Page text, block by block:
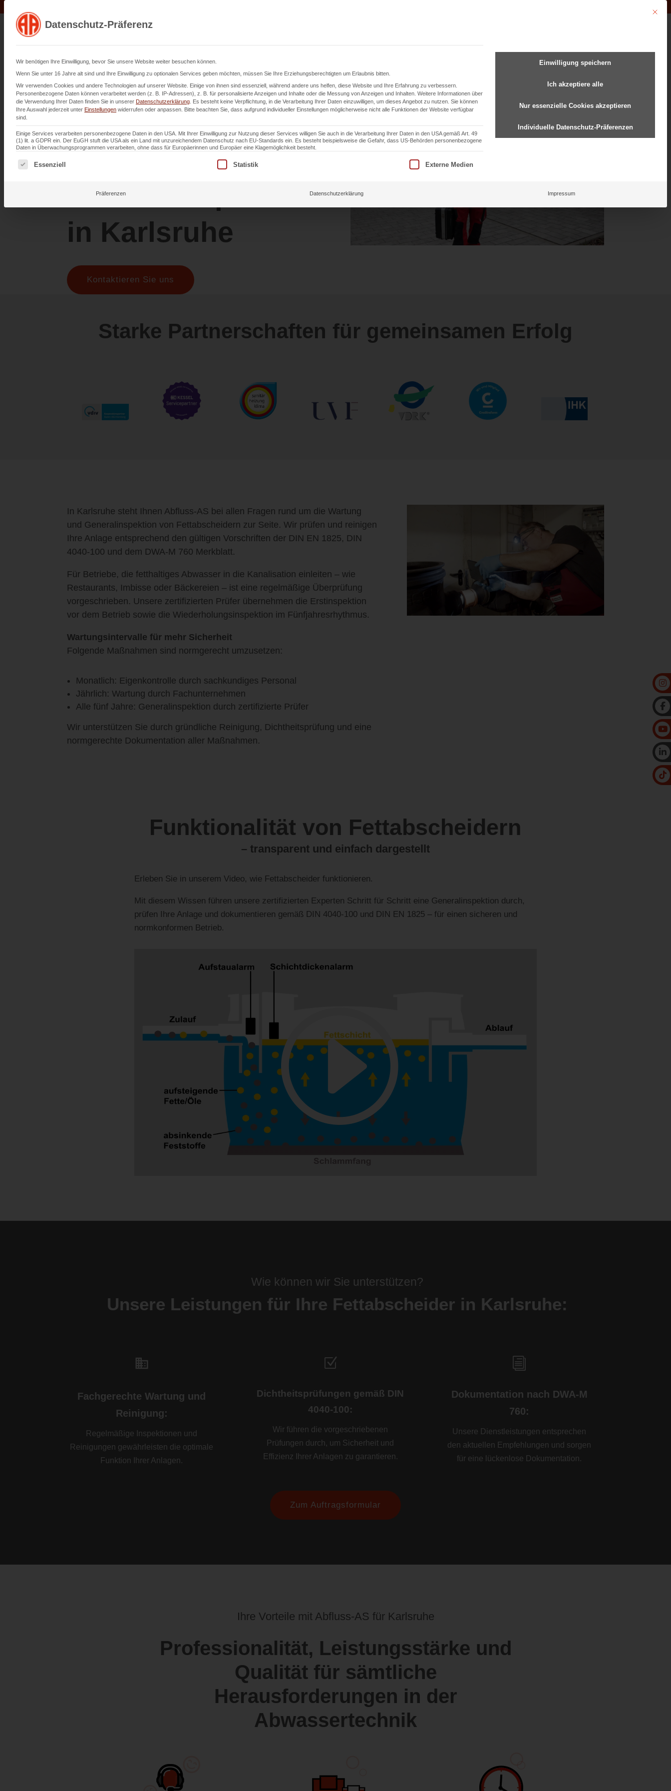
Blog
Fettabscheider:
Wartung und
Generalinspektion
in Karlsruhe
Kontaktieren Sie uns
Starke Partnerschaften für gemeinsamen Erfolg
In Karlsruhe steht Ihnen Abfluss-AS bei allen Fragen rund um die Wartung
und Generalinspektion von Fettabscheidern zur Seite. Wir prüfen und reinigen
Ihre Anlage entsprechend den gültigen Vorschriften der DIN EN 1825, DIN
4040-100 und dem DWA-M 760 Merkblatt.
Für Betriebe, die fetthaltiges Abwasser in die Kanalisation einleiten – wie
Restaurants, Imbisse oder Bäckereien – ist eine regelmäßige Überprüfung
vorgeschrieben. Unsere zertifizierten Prüfer übernehmen die Erstinspektion
vor dem Betrieb sowie die Wiederholungsinspektion im Fünfjahresrhythmus.
Wartungsintervalle für mehr Sicherheit
Folgende Maßnahmen sind normgerecht umzusetzen:
Monatlich: Eigenkontrolle durch sachkundiges Personal
Jährlich: Wartung durch Fachunternehmen
Alle fünf Jahre: Generalinspektion durch zertifizierte Prüfer
Wir unterstützen Sie durch gründliche Reinigung, Dichtheitsprüfung und eine
normgerechte Dokumentation aller Maßnahmen.
Funktionalität von Fettabscheidern
– transparent und einfach dargestellt
Erleben Sie in unserem Video, wie Fettabscheider funktionieren.
Mit diesem Wissen führen unsere zertifizierten Experten Schritt für Schritt eine Generalinspektion durch,
prüfen Ihre Anlage und dokumentieren gemäß DIN 4040-100 und DIN EN 1825 – für einen sicheren und
normkonformen Betrieb.
Wie können wir Sie unterstützen?
Unsere Leistungen für Ihre Fettabscheider in Karlsruhe:
Fachgerechte Wartung und
Reinigung:
Regelmäßige Inspektionen und
Reinigungen gewährleisten die optimale
Funktion Ihrer Anlagen.
Z
Dichtheitsprüfungen gemäß DIN
4040-100:
Wir führen die vorgeschriebenen
Prüfungen durch, um Sicherheit und
Effizienz Ihrer Anlagen zu garantieren.
i
Dokumentation nach DWA-M
760:
Unsere Dienstleistungen entsprechen
den aktuellen Empfehlungen und sorgen
für eine lückenlose Dokumentation.
Zum Auftragsformular
Ihre Vorteile mit Abfluss-AS für Karlsruhe
Professionalität, Leistungsstärke und
Qualität für sämtliche
Herausforderungen in der
Abwassertechnik
Mit
Datenschutz-Präferenz
Wir benötigen Ihre Einwilligung, bevor Sie unsere Website weiter besuchen können.
Wenn Sie unter 16 Jahre alt sind und Ihre Einwilligung zu optionalen Services geben möchten, müssen Sie Ihre Erziehungsberechtigten um Erlaubnis bitten.
Wir verwenden Cookies und andere Technologien auf unserer Website. Einige von ihnen sind essenziell, während andere uns helfen, diese Website und Ihre Erfahrung zu verbessern.
Personenbezogene Daten können verarbeitet werden (z. B. IP-Adressen), z. B. für personalisierte Anzeigen und Inhalte oder die Messung von Anzeigen und Inhalten. Weitere Informationen über
die Verwendung Ihrer Daten finden Sie in unserer Datenschutzerklärung Es besteht keine Verpflichtung, in die Verarbeitung Ihrer Daten einzuwilligen, um dieses Angebot zu nutzen. Sie können
Ihre Auswahl jederzeit unter Einstellungen widerrufen oder anpassen. Bitte beachten Sie, dass aufgrund individueller Einstellungen möglicherweise nicht alle Funktionen der Website verfügbar
sind.
Einige Services verarbeiten personenbezogene Daten in den USA. Mit Ihrer Einwilligung zur Nutzung dieser Services willigen Sie auch in die Verarbeitung Ihrer Daten in den USA gemäß Art. 49
(1) lit. a GDPR ein. Der EuGH stuft die USA als ein Land mit unzureichendem Datenschutz nach EU-Standards ein. Es besteht beispielsweise die Gefahr, dass US-Behörden personenbezogene
Daten in Überwachungsprogrammen verarbeiten, ohne dass für Europäerinnen und Europäer eine Klagemöglichkeit besteht.
Es folgt eine Liste der Service-Gruppen, für die eine Einwilligung erteilt werden kann. Die erste Service-Gruppe ist essenziell und kann nicht abgewählt werden.
Essenziell Statistik Externe Medien
Einwilligung speichern
Ich akzeptiere alle
Nur essenzielle Cookies akzeptieren
Individuelle Datenschutz-Präferenzen
Präferenzen Datenschutzerklärung Impressum